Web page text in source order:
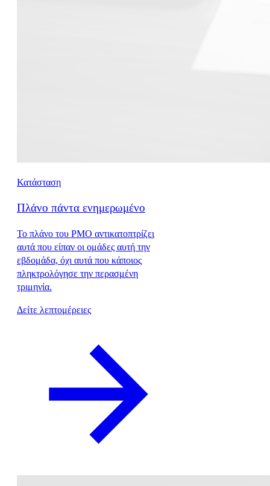
Κατάσταση
Πλάνο πάντα ενημερωμένο
Το πλάνο του PMO αντικατοπτρίζει
αυτά που είπαν οι ομάδες αυτή την
εβδομάδα, όχι αυτά που κάποιος
πληκτρολόγησε την περασμένη
τριμηνία.
Δείτε λεπτομέρειες